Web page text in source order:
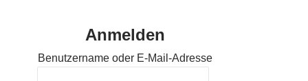
Anmelden
Benutzername oder E-Mail-Adresse